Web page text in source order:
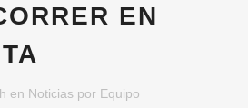
EN
en Noticias por Equipo